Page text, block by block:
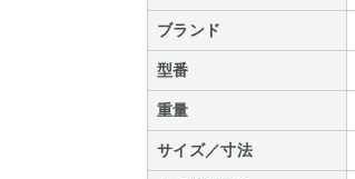
ブランド
型番
重量
サイズ／寸法